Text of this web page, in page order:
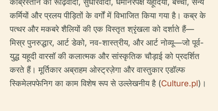
कर्मियों और प्रलय पीड़ितों के वर्गों में विभाजित किया गया है। कब्र के
पत्थर और मकबरे शैलियों की एक विस्तृत श्रृंखला को दर्शाते हैं—
मिस्र पुनरुद्धार, आर्ट डेको, नव-शास्त्रीय, और आर्ट नोव्यू—जो पूर्व-
युद्ध यहूदी वारसॉ की कलात्मक और सांस्कृतिक चौड़ाई को प्रदर्शित
करते हैं। मूर्तिकार अब्राहम ओस्ट्रज़ेगा और वास्तुकार एडॉल्फ
स्किमेलपफेनिग का काम विशेष रूप से उल्लेखनीय है (Culture.pl)।